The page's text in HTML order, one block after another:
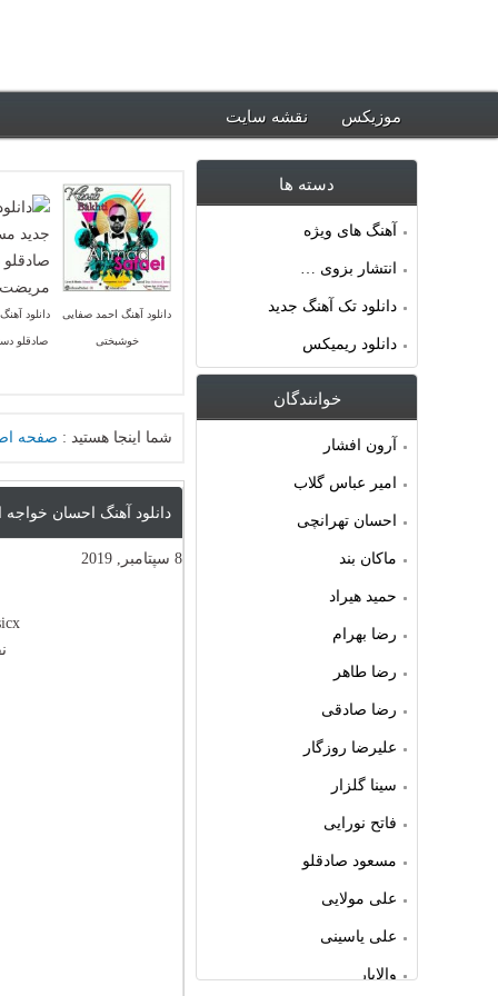
موزیکس نقشه سایت
دانلود آهنگ احمد صفایی
خوشبختی
دانلود
صادقلو
شما اینجا هستید : صفحه
دانلود آهنگ احسان
8 سپتامبر, 2019
دسته ها
آهنگ های ویژه
انتشار بزوی …
دانلود تک آهنگ جدید
دانلود ریمیکس
خوانندگان
آرون افشار
امیر عباس گلاب
احسان تهرانچی
ماکان بند
حمید هیراد
رضا بهرام
رضا طاهر
رضا صادقی
علیرضا روزگار
سینا گلزار
فاتح نورایی
مسعود صادقلو
علی مولایی
علی یاسینی
والایار